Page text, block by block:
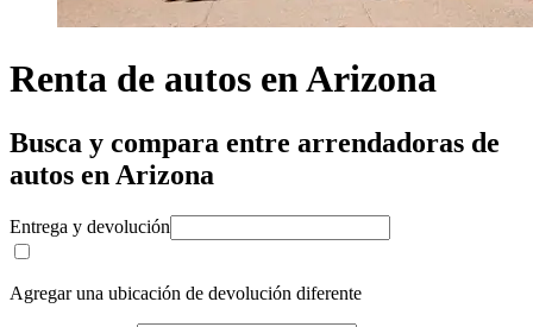
Renta de autos en Arizona
Busca y compara entre arrendadoras de
autos en Arizona
Entrega y devolución
Agregar una ubicación de devolución diferente